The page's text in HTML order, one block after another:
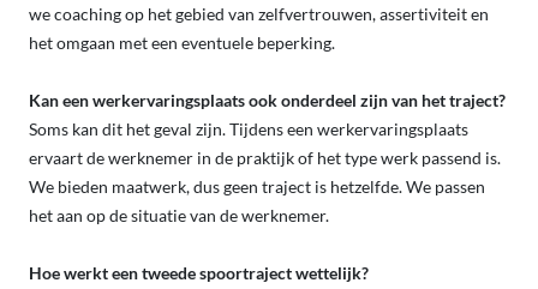
we coaching op het gebied van zelfvertrouwen, assertiviteit en
het omgaan met een eventuele beperking.
Kan een werkervaringsplaats ook onderdeel zijn van het traject?
Soms kan dit het geval zijn. Tijdens een werkervaringsplaats
ervaart de werknemer in de praktijk of het type werk passend is.
We bieden maatwerk, dus geen traject is hetzelfde. We passen
het aan op de situatie van de werknemer.
Hoe werkt een tweede spoortraject wettelijk?